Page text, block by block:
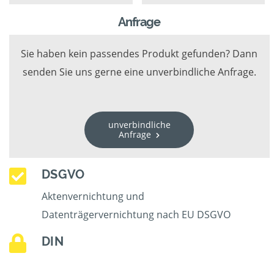
Anfrage
Sie haben kein passendes Produkt gefunden? Dann
senden Sie uns gerne eine unverbindliche Anfrage.
unverbindliche
Anfrage
DSGVO
Aktenvernichtung und
Datenträgervernichtung nach EU DSGVO
DIN